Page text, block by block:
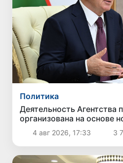
Политика
Деятельность Агентства
организована на основе
4 авг 2026, 17:33 3